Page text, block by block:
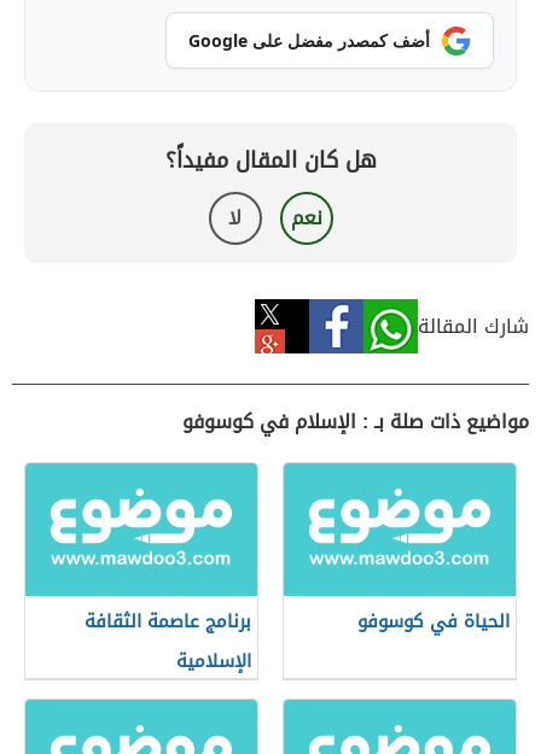
أضف كمصدر مفضل على Google
هل كان المقال مفيداً؟
نعم لا
شارك المقالة
مواضيع ذات صلة بـ : الإسلام في كوسوفو
الحياة في كوسوفو
برنامج عاصمة الثقافة
الإسلامية